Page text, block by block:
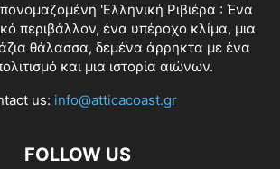
'Ελληνική Ριβιέρα : Ένα
περιβάλλον, ένα υπέροχο κλίμα, μια
θάλασσα, δεμένα άρρηκτα με ένα
και μια ιστορία αιώνων.
us: info@atticacoast.gr
FOLLOW US